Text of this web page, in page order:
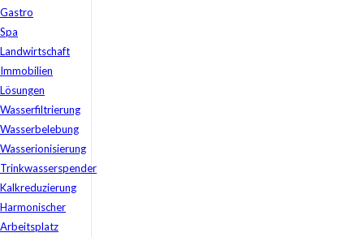
Gastro
Spa
Landwirtschaft
Immobilien
Lösungen
Wasserfiltrierung
Wasserbelebung
Wasserionisierung
Trinkwasserspender
Kalkreduzierung
Harmonischer
Arbeitsplatz